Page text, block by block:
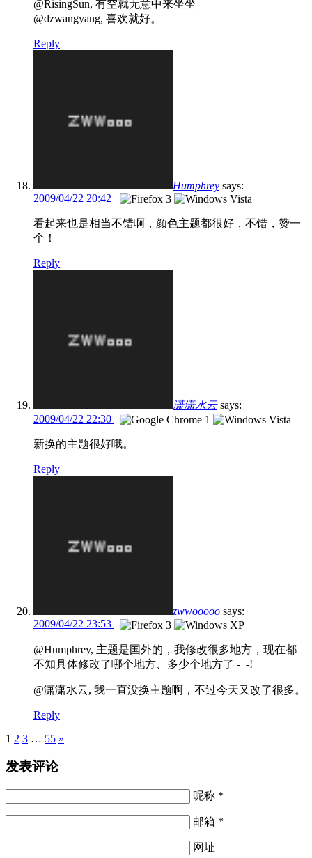
@RisingSun, 有空就无意中来坐坐
@dzwangyang, 喜欢就好。
Reply
Humphrey says:
2009/04/22 20:42
看起来也是相当不错啊，颜色主题都很好，不错，赞一
个！
Reply
潇潇水云 says:
2009/04/22 22:30
新换的主题很好哦。
Reply
zwwooooo says:
2009/04/22 23:53
@Humphrey, 主题是国外的，我修改很多地方，现在都
不知具体修改了哪个地方、多少个地方了 -_-!
@潇潇水云, 我一直没换主题啊，不过今天又改了很多。
Reply
Pages
1 2 3 … 55 »
发表评论
昵称 *
邮箱 *
网址